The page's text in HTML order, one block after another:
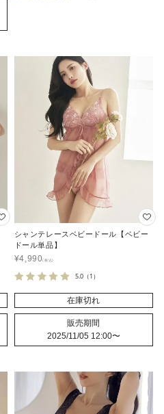
シャンテレースベビードール【ベビー
ドール単品】
¥4,990
5.0（1）
在庫切れ
販売期間
2025/11/05 12:00〜